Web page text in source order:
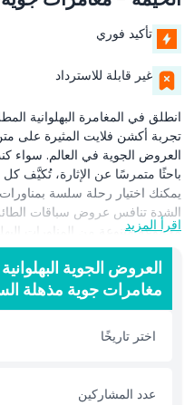
تأكيد فوري
غير قابلة للاسترداد
انطلق في المغامرة البهلوانية
العروض الجوية في العالم. سواء
باحثًا متمرسًا عن الإثارة، تُكيَّف
يمكنك اختيار رحلة سلسة
الشدة تنافس عروض سباقات
مجموعة متنوعة من المناورات
وتقلبات الجناح، ومنعطفات
والصعودات السريعة، والسرعات
البهلواني الراقي. تتسع كل
في كل فترة زمنية، مما يجعلها
زميل. من الإقلاع إلى
سواء كنت تتطلع لإبهار
اقرأ المزيد
العروض الجوية
مغامرات جوية مذهلة
اختر تاريخًا
عدد المشاركين